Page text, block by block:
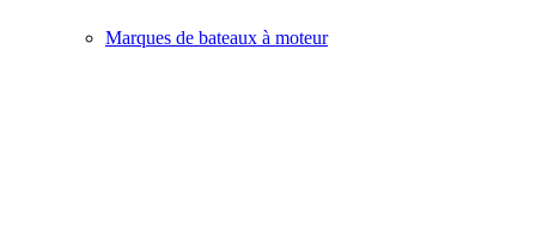
Marques de bateaux à moteur